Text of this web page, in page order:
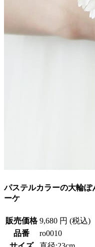
パステルカラーの大輪
ーケ
販売価格 9,680 円 (税込)
品番
ro0010